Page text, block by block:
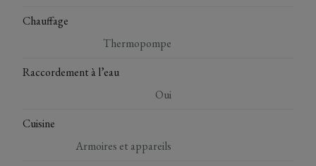
Chauffage
Thermopompe
Raccordement à l’eau
Oui
Cuisine
Armoires et appareils